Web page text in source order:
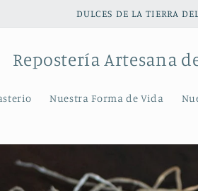
DULCES DE LA TIERRA
Repostería Artesana
Nuestra Forma de Vida